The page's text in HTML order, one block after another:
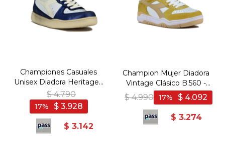
Championes Casuales
Unisex Diadora Heritage -
Blanco-Azul
$ 4.790
$ 3.928
17
$ 3.142
Champion Mujer Diadora
Vintage Clásico B.560 -
Amarillo
$ 4.990 $ 4.092
17
$ 3.274